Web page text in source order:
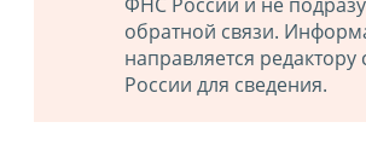
ФНС России и не
обратной связи.
направляется
России для сведения.